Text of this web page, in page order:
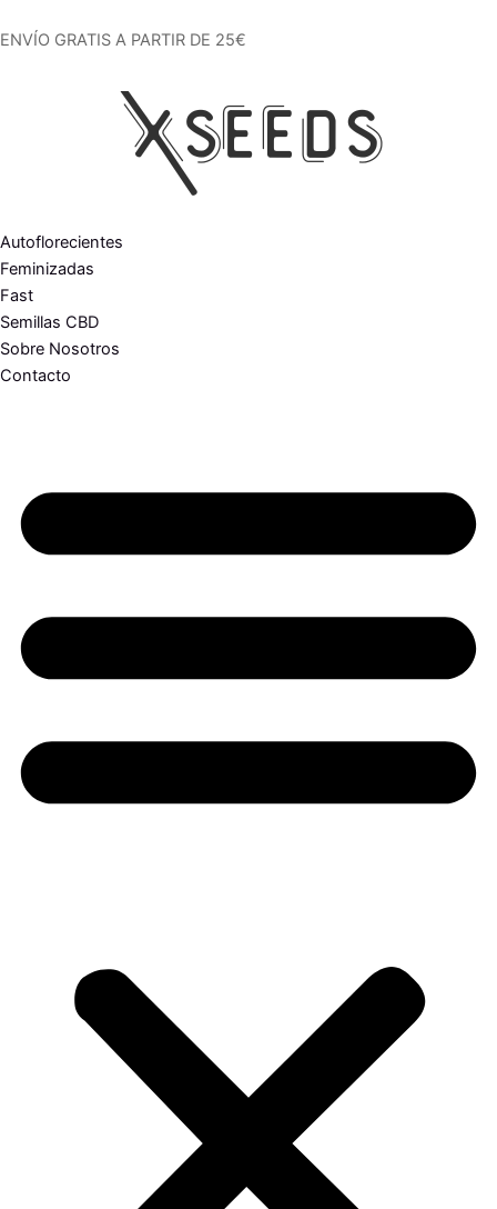
al
ENVÍO GRATIS A PARTIR DE 25€
Autoflorecientes
Feminizadas
Fast
Semillas CBD
Sobre Nosotros
Contacto